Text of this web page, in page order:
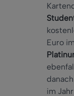
Stud
Euro
im